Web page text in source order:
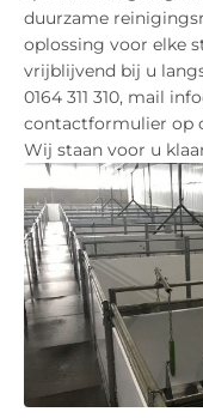
duurzame
oplossing voor elke
vrijblijvend bij u
0164 311 310, mail
contactformulier op
Wij staan voor u